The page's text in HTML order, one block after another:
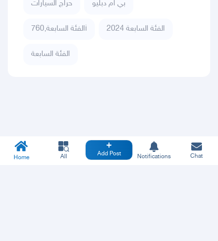
حراج السيارات بي ام دبليو
الفئة السابعة,760i الفئة السابعة 2024
الفئة السابعة
Home All Add Post Notifications Chat